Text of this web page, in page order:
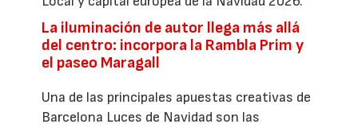
La iluminación de autor llega más allá
del centro: incorpora la Rambla Prim y
el paseo Maragall
Una de las principales apuestas creativas de
Barcelona Luces de Navidad son las